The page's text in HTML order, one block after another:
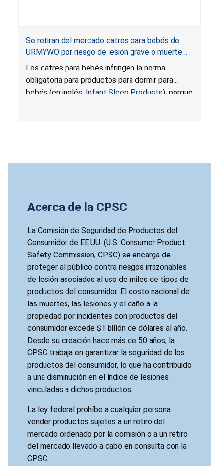
Se retiran del mercado catres para bebés de
URMYWO por riesgo de lesión grave o muerte
por asfixia y caída; infringen la norma obligatoria
para productos para dormir para bebés; vendidos
en Amazon.com por Pomona
Los catres para bebés infringen la norma
obligatoria para productos para dormir para
bebés (en inglés: Infant Sleep Products), porque
y los bebés podrían caerse por una abertura
presenta un riesgo de caída. Estas infracciones
bebés, lo que presenta un riesgo de lesión grave
o muerte.
Acerca de la CPSC
La Comisión de Seguridad de Productos del
Consumidor de EE.UU. (U.S. Consumer Product
Safety Commission, CPSC) se encarga de
proteger al público contra riesgos irrazonables
de lesión asociados al uso de miles de tipos de
productos del consumidor. El costo nacional de
las muertes, las lesiones y el daño a la
propiedad por incidentes con productos del
consumidor excede $1 billón de dólares al año.
Desde su creación hace más de 50 años, la
CPSC trabaja en garantizar la seguridad de los
productos del consumidor, lo que ha contribuido
a una disminución en el índice de lesiones
vinculadas a dichos productos.
La ley federal prohíbe a cualquier persona
vender productos sujetos a un retiro del
mercado ordenado por la comisión o a un retiro
del mercado llevado a cabo en consulta con la
CPSC.